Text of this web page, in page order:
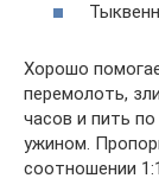
Хорошо
перемолоть,
часов и пить
ужином.
соотношении